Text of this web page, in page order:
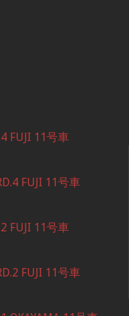
FUJI 11号車
FUJI 11号車
FUJI 11号車
FUJI 11号車